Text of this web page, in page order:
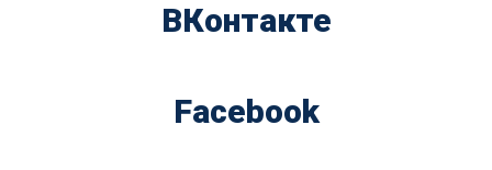
ВКонтакте
Facebook